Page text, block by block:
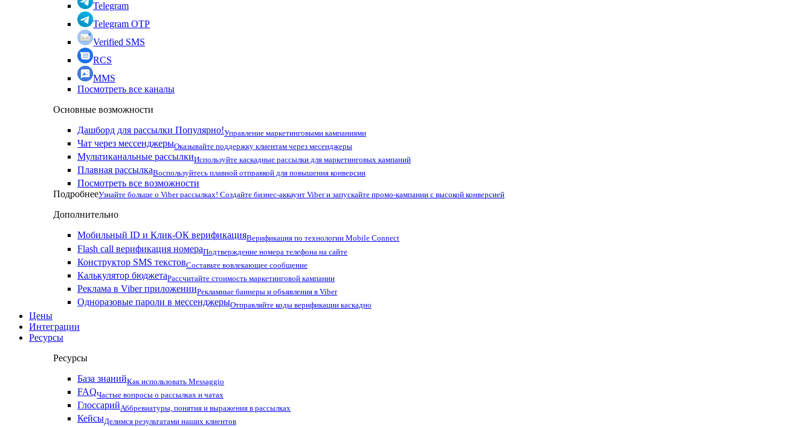
Telegram
Telegram OTP
Verified SMS
RCS
MMS
Посмотреть все каналы
Основные возможности
Дашборд для рассылки Популярно!Управление маркетинговыми кампаниями
Чат через мессенджерыОказывайте поддержку клиентам через месенджеры
Мультиканальные рассылкиИспользуйте каскадные рассылки для маркетинговых кампаний
Плавная рассылкаВоспользуйтесь плавной отправкой для повышения конверсии
Посмотреть все возможности
ПодробнееУзнайте больше о Viber рассылках! Создайте бизнес-аккаунт Viber и запускайте промо-кампании с высокой конверсией
Дополнительно
Мобильный ID и Клик-ОК верификацияВерификация по технологии Mobile Connect
Flash call верификация номераПодтверждение номера телефона на сайте
Конструктор SMS текстовСоставьте вовлекающее сообщение
Калькулятор бюджетаРассчитайте стоимость маркетинговой кампании
Реклама в Viber приложенииРекламные баннеры и объявления в Viber
Одноразовые пароли в мессенджерыОтправляйте коды верификации каскадно
Цены
Интеграции
Ресурсы
Ресурсы
База знанийКак использовать Messaggio
FAQЧастые вопросы о рассылках и чатах
ГлоссарийАббревиатуры, понятия и выражения в рассылках
КейсыДелимся результатами наших клиентов